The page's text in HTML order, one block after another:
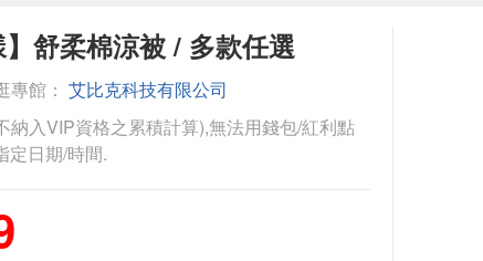
】舒柔棉涼被 / 多款任選
館： 艾比克科技有限公司
納入VIP資格之累積計算),無法用錢包/紅利點
定日期/時間.